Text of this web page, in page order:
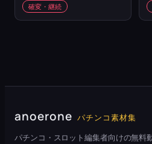
確変・継続
anoerone パチンコ素材集
パチンコ・スロット編集者向けの無料